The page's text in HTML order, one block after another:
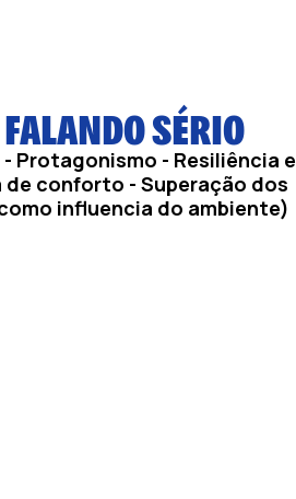
SÉRIO
Protagonismo - Resiliência e
conforto - Superação dos
influencia do ambiente)